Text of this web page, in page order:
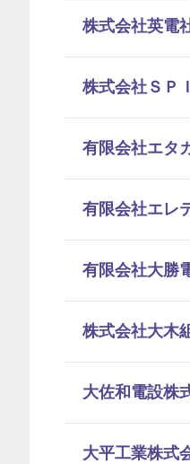
株式会社英電
株式会社ＳＰＩ
有限会社エタ
有限会社エレ
有限会社大勝
株式会社大木
大佐和電設株
大平工業株式